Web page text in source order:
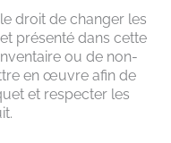
droit de changer les
présenté dans cette
ou de non-
en œuvre afin de
et respecter les